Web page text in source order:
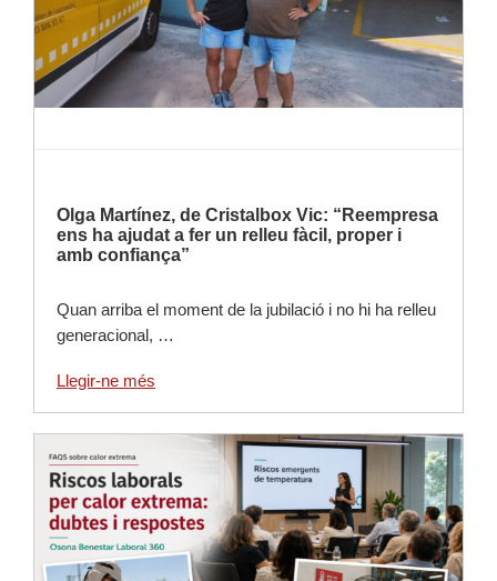
Olga Martínez, de Cristalbox Vic: “Reempresa
ens ha ajudat a fer un relleu fàcil, proper i
amb confiança”
Quan arriba el moment de la jubilació i no hi ha relleu
generacional, …
Llegir-ne més
Llegir-ne més